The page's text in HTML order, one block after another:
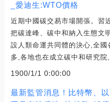
_愛迪生:WTO價格
近期中國碳交易市場開張。習
把碳達峰、碳中和納入生態文
設人類命運共同體的決心,全
多,各地也在成立碳中和研究院,
1900/1/1 0:00:00
最新監管消息！比特幣、